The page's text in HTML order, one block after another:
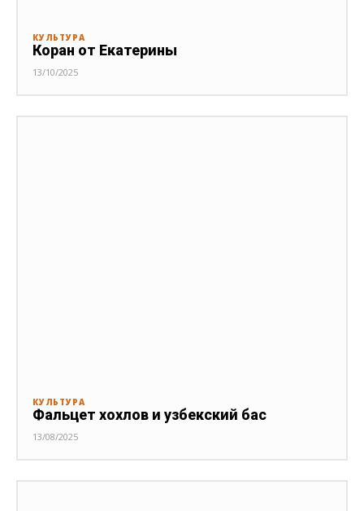
КУЛЬТУРА
Коран от Екатерины
13/10/2025
КУЛЬТУРА
Фальцет хохлов и узбекский бас
13/08/2025